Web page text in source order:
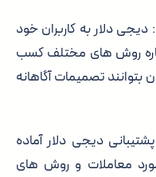
دلار به کاربران خود
روش های مختلف کسب
بتوانند تصمیمات آگاهانه
دیجی دلار آماده
معاملات و روش های